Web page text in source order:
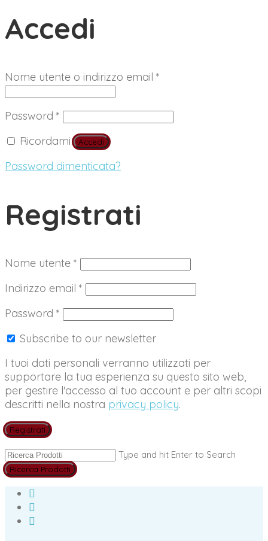
Accedi
Nome utente o indirizzo email *
Password * Richiesto
Ricordami
Accedi
Password dimenticata?
Registrati
Nome utente * Richiesto
Indirizzo email * Richiesto
Password * Richiesto
Subscribe to our newsletter
I tuoi dati personali verranno utilizzati per
supportare la tua esperienza su questo sito web,
per gestire l'accesso al tuo account e per altri scopi
descritti nella nostra privacy policy.
Registrati
Type and hit Enter to Search